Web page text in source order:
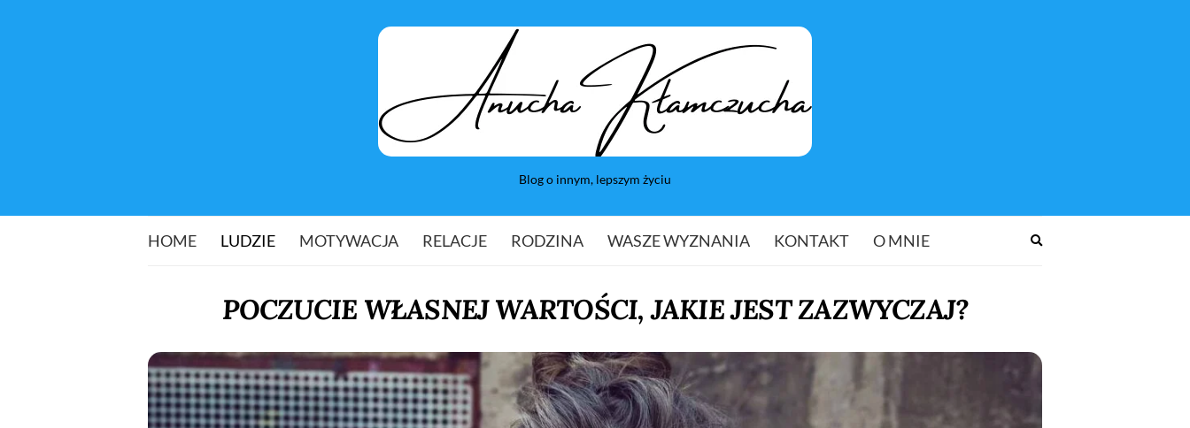
Blog o innym, lepszym życiu
HOME LUDZIE MOTYWACJA RELACJE RODZINA WASZE WYZNANIA KONTAKT O MNIE
POCZUCIE WŁASNEJ WARTOŚCI, JAKIE JEST ZAZWYCZAJ?